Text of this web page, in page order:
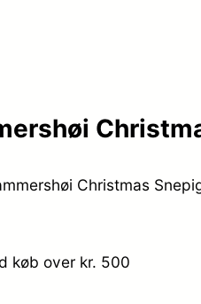
Christmas
køb over kr. 500